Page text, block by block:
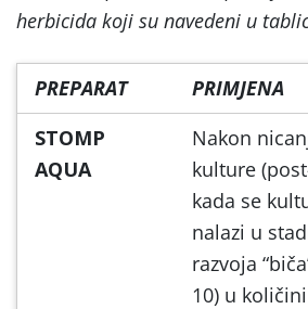
herbicida koji su navedeni u
PREPARAT PRIMJENA
STOMP
AQUA
Nakon
kulture
kada se
nalazi u
razvoja
10) u